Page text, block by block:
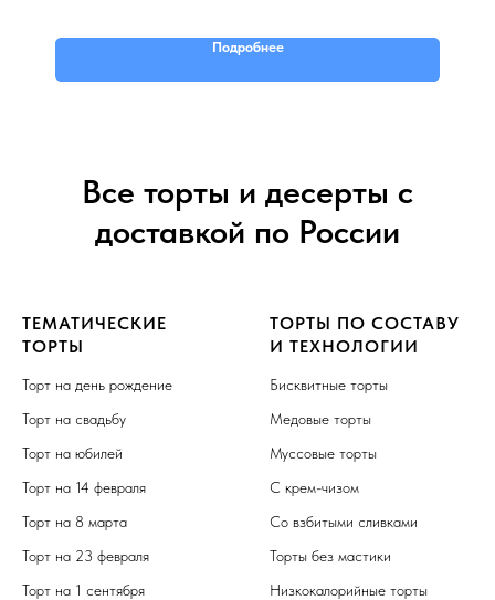
Подробнее
Все торты и десерты с
доставкой по России
ТЕМАТИЧЕСКИЕ
ТОРТЫ
Торт на день рождение
Торт на свадьбу
Торт на юбилей
Торт на 14 февраля
Торт на 8 марта
Торт на 23 февраля
Торт на 1 сентября
ТОРТЫ ПО СОСТАВУ
И ТЕХНОЛОГИИ
Бисквитные торты
Медовые торты
Муссовые торты
С крем-чизом
Со взбитыми сливками
Торты без мастики
Низкокалорийные торты